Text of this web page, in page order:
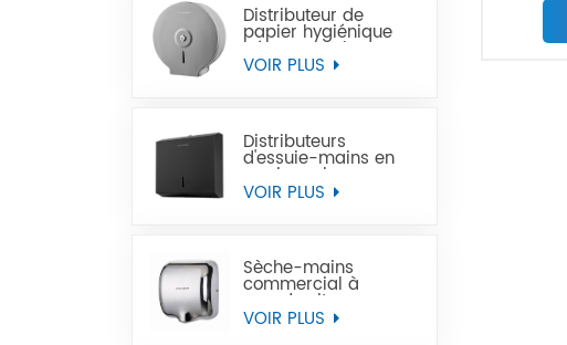
Distributeur de
papier hygiénique
géant en acier
inoxydable à
VOIR PLUS
Distributeurs
d'essuie-mains en
papier noir
commercial en acier
VOIR PLUS
Sèche-mains
commercial à
grande vitesse pour
les toilettes
VOIR PLUS